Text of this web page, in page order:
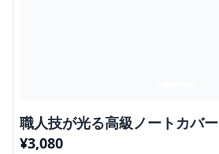
職人技が光る高級ノートカバー
¥3,080